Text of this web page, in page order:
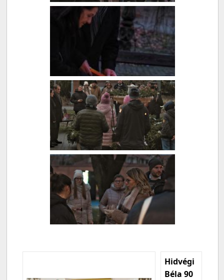
Hidvégi
Béla 90